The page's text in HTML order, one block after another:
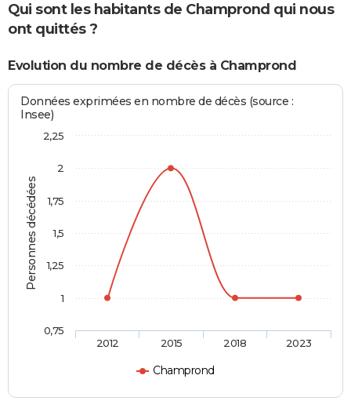
Qui sont les habitants de Champrond qui nous
ont quittés ?
Evolution du nombre de décès à Champrond
Personnes décédées
Données exprimées en nombre de décès (source :
Insee)
Champrond
2012 2015 2018 2023
0,75
1
1,25
1,5
1,75
2
2,25